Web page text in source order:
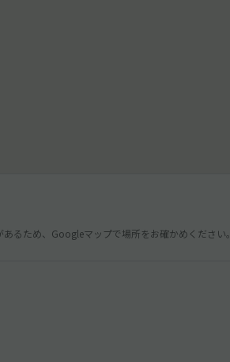
るため、Googleマップで場所をお確かめください。